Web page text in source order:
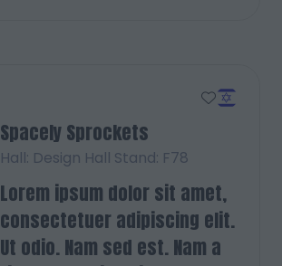
Spacely Sprockets
Hall: Design Hall Stand: F78
Lorem ipsum dolor sit amet,
consectetuer adipiscing elit.
Ut odio. Nam sed est. Nam a